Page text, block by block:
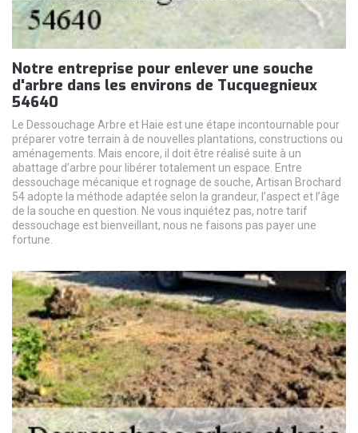
Notre entreprise pour enlever une souche
d'arbre dans les environs de Tucquegnieux
54640
Le Dessouchage Arbre et Haie est une étape incontournable pour
préparer votre terrain à de nouvelles plantations, constructions ou
aménagements. Mais encore, il doit être réalisé suite à un
abattage d’arbre pour libérer totalement un espace. Entre
dessouchage mécanique et rognage de souche, Artisan Brochard
54 adopte la méthode adaptée selon la grandeur, l’aspect et l’âge
de la souche en question. Ne vous inquiétez pas, notre tarif
dessouchage est bienveillant, nous ne faisons pas payer une
fortune.